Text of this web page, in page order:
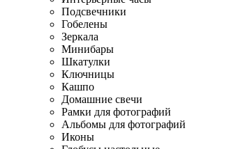
Подсвечники
Гобелены
Зеркала
Минибары
Шкатулки
Ключницы
Кашпо
Домашние свечи
Рамки для фотографий
Альбомы для фотографий
Иконы